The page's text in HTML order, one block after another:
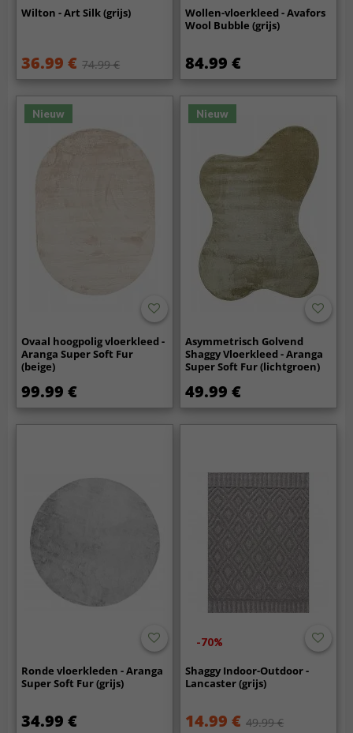
Wilton - Art Silk (grijs)
36.99 € 74.99 €
Wollen-vloerkleed - Avafors
Wool Bubble (grijs)
84.99 €
Nieuw
Ovaal hoogpolig vloerkleed -
Aranga Super Soft Fur
(beige)
99.99 €
Nieuw
Asymmetrisch Golvend
Shaggy Vloerkleed - Aranga
Super Soft Fur (lichtgroen)
49.99 €
Ronde vloerkleden - Aranga
Super Soft Fur (grijs)
34.99 €
-70%
Shaggy Indoor-Outdoor -
Lancaster (grijs)
14.99 € 49.99 €